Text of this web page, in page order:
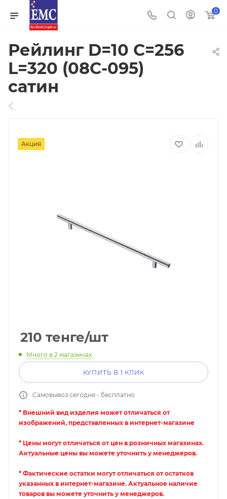
0
Рейлинг D=10 C=256
L=320 (08C-095)
сатин
Акция
210 тенге/шт
Много в 2 магазинах
КУПИТЬ В 1 КЛИК
Самовывоз сегодня - бесплатно
* Внешний вид изделия может отличаться от
изображений, представленных в интернет-магазине
* Цены могут отличаться от цен в розничных магазинах.
Актуальные цены вы можете уточнить у менеджеров.
* Фактические остатки могут отличаться от остатков
указанных в интернет-магазине. Актуальное наличие
товаров вы можете уточнить у менеджеров.